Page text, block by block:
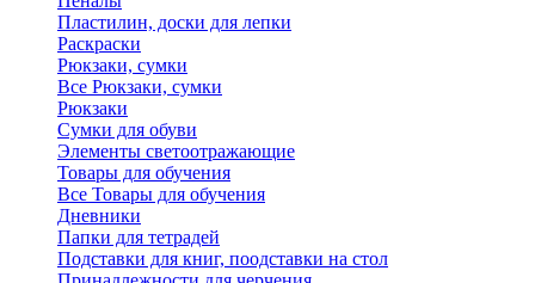
Пластилин, доски для лепки
Раскраски
Рюкзаки, сумки
Все Рюкзаки, сумки
Рюкзаки
Сумки для обуви
Элементы светоотражающие
Товары для обучения
Все Товары для обучения
Дневники
Папки для тетрадей
Подставки для книг, поодставки на стол